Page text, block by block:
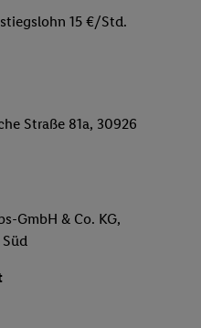
15 €/Std.
Straße 81a, 30926
GmbH & Co. KG,